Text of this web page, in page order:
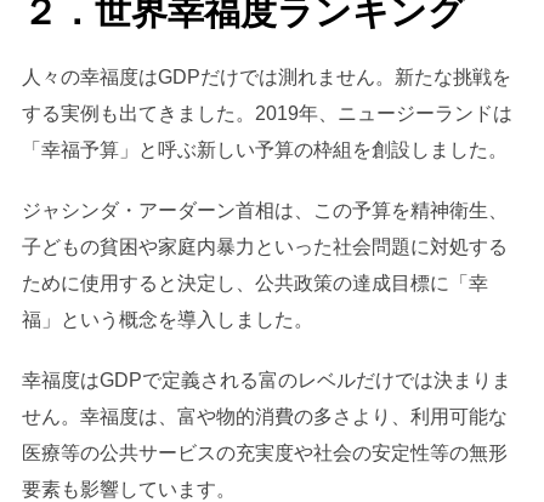
２．世界幸福度ランキング
人々の幸福度はGDPだけでは測れません。新たな挑戦を
する実例も出てきました。2019年、ニュージーランドは
「幸福予算」と呼ぶ新しい予算の枠組を創設しました。
ジャシンダ・アーダーン首相は、この予算を精神衛生、
子どもの貧困や家庭内暴力といった社会問題に対処する
ために使用すると決定し、公共政策の達成目標に「幸
福」という概念を導入しました。
幸福度はGDPで定義される富のレベルだけでは決まりま
せん。幸福度は、富や物的消費の多さより、利用可能な
医療等の公共サービスの充実度や社会の安定性等の無形
要素も影響しています。